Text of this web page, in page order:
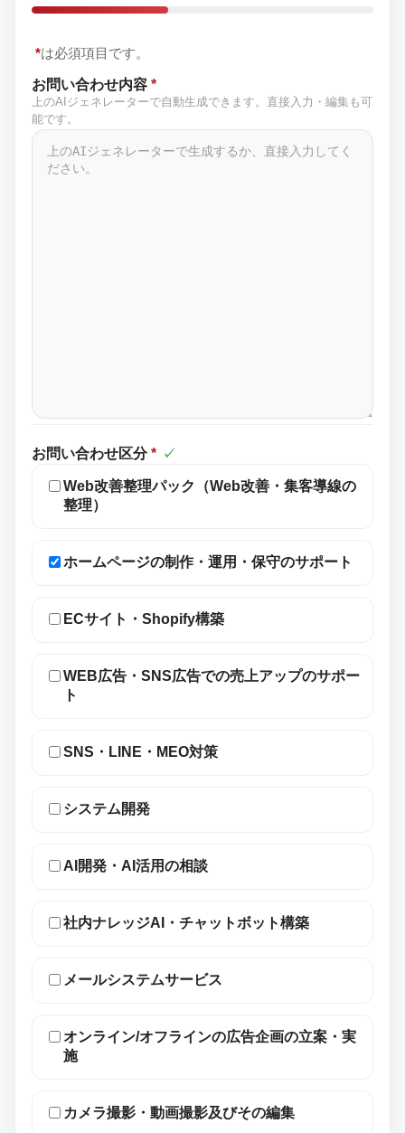
*は必須項目です。
お問い合わせ内容 *
上のAIジェネレーターで自動生成できます。直接入力・編集も可
能です。
お問い合わせ区分 * ✓
Web改善整理パック（Web改善・集客導線の
整理）
ホームページの制作・運用・保守のサポート
ECサイト・Shopify構築
WEB広告・SNS広告での売上アップのサポー
ト
SNS・LINE・MEO対策
システム開発
AI開発・AI活用の相談
社内ナレッジAI・チャットボット構築
メールシステムサービス
オンライン/オフラインの広告企画の立案・実
施
カメラ撮影・動画撮影及びその編集